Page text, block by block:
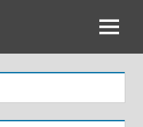
Menü